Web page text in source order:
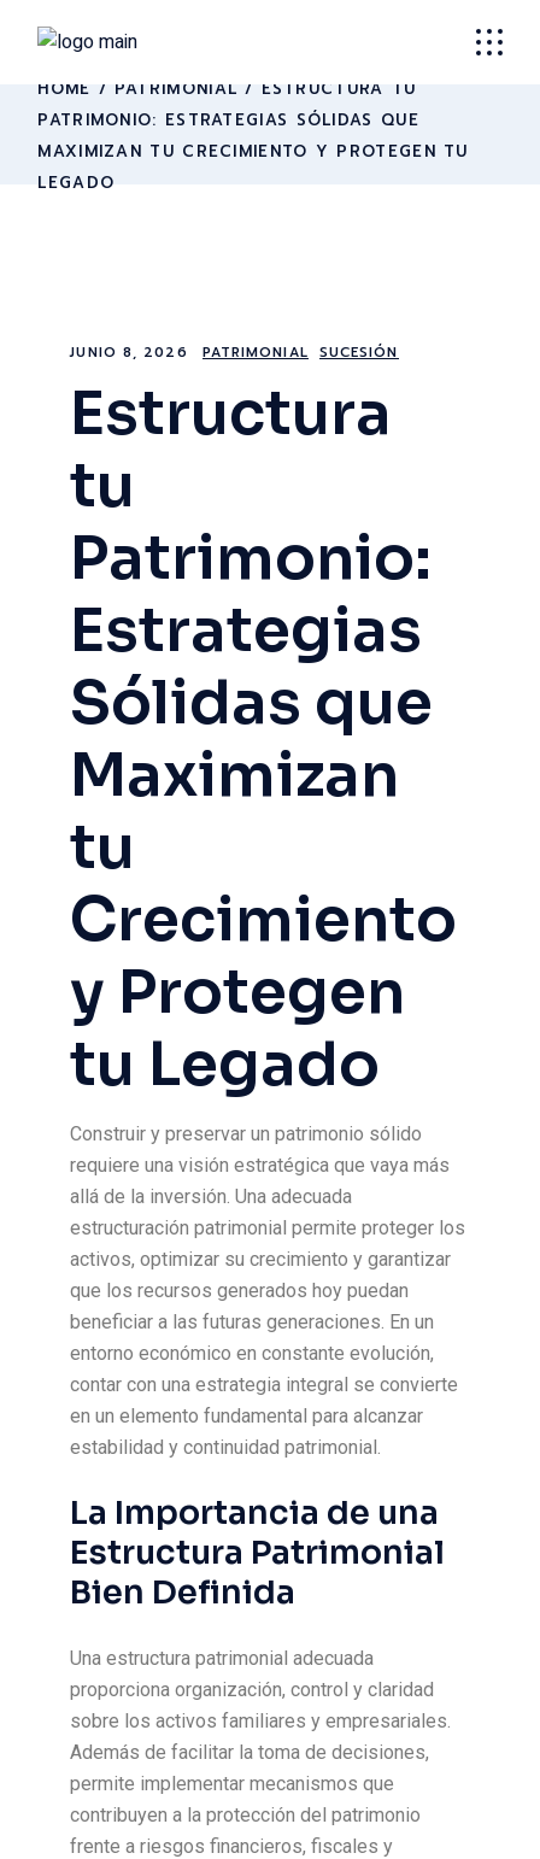
HOME PATRIMONIAL
ESTRUCTURA TU
PATRIMONIO: ESTRATEGIAS SÓLIDAS QUE
MAXIMIZAN TU CRECIMIENTO Y PROTEGEN TU
LEGADO
JUNIO 8, 2026 PATRIMONIAL SUCESIÓN
Estructura
tu
Patrimonio:
Estrategias
Sólidas que
Maximizan
tu
Crecimiento
y Protegen
tu Legado
Construir y preservar un patrimonio sólido
requiere una visión estratégica que vaya más
allá de la inversión. Una adecuada
estructuración patrimonial permite proteger los
activos, optimizar su crecimiento y garantizar
que los recursos generados hoy puedan
beneficiar a las futuras generaciones. En un
entorno económico en constante evolución,
contar con una estrategia integral se convierte
en un elemento fundamental para alcanzar
estabilidad y continuidad patrimonial.
La Importancia de una
Estructura Patrimonial
Bien Definida
Una estructura patrimonial adecuada
proporciona organización, control y claridad
sobre los activos familiares y empresariales.
Además de facilitar la toma de decisiones,
permite implementar mecanismos que
contribuyen a la protección del patrimonio
frente a riesgos financieros, fiscales y